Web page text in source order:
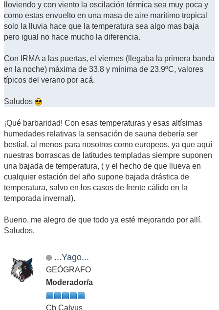
lloviendo y con viento la oscilación térmica sea muy poca y
como estas envuelto en una masa de aire marítimo tropical
solo la lluvia hace que la temperatura sea algo mas baja
pero igual no hace mucho la diferencia.
Con IRMA a las puertas, el viernes (llegaba la primera banda
en la noche) máxima de 33.8 y mínima de 23.9ºC, valores
típicos del verano por acá.
Saludos
¡Qué barbaridad! Con esas temperaturas y esas altísimas
humedades relativas la sensación de sauna debería ser
bestial, al menos para nosotros como europeos, ya que aquí
nuestras borrascas de latitudes templadas siempre suponen
una bajada de temperatura, ( y el hecho de que llueva en
cualquier estación del año supone bajada drástica de
temperatura, salvo en los casos de frente cálido en la
temporada invernal).
Bueno, me alegro de que todo ya esté mejorando por allí.
Saludos.
...Yago...
GEÓGRAFO
Moderador/a
Cb Calvus